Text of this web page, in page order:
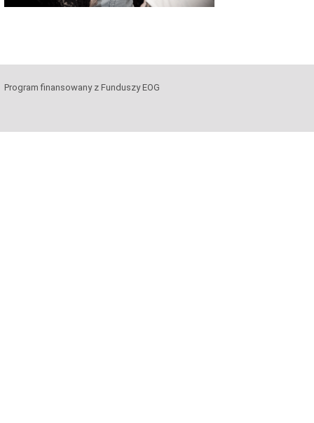
Program finansowany z Funduszy EOG